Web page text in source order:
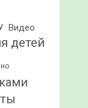
Видео
детей